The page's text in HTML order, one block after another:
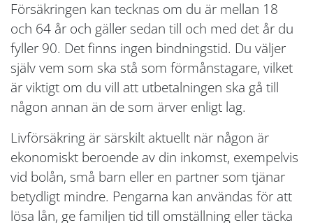
Försäkringen kan tecknas om du är mellan 18
och 64 år och gäller sedan till och med det år du
fyller 90. Det finns ingen bindningstid. Du väljer
själv vem som ska stå som förmånstagare, vilket
är viktigt om du vill att utbetalningen ska gå till
någon annan än de som ärver enligt lag.
Livförsäkring är särskilt aktuellt när någon är
ekonomiskt beroende av din inkomst, exempelvis
vid bolån, små barn eller en partner som tjänar
betydligt mindre. Pengarna kan användas för att
lösa lån, ge familjen tid till omställning eller täcka